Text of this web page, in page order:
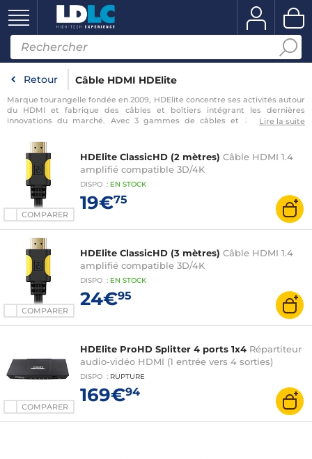
Retour Câble HDMI HDElite
Marque tourangelle fondée en 2009, HDElite concentre ses activités autour
du HDMI et fabrique des câbles et boîtiers intégrant les dernières
innovations du marché. Avec 3 gammes de câbles et 2 gammes de
offrir des produits d’exception. Robustes et performants, les
HDElitevous permettent de profiter au mieux de tous vos appareils grâce
à des débits incroyables jusqu’à 18.0 Gb/S.
La clé de la conception HDElite c’est d’ajouter une fine couche de métal
autour du cuivre pour empêcher toute perte de signal. Vous pouvez alors
bénéficier
Lire la suite
COMPARER
HDElite ClassicHD (2 mètres) Câble HDMI 1.4
amplifié compatible 3D/4K
DISPO : EN STOCK
19€75
COMPARER
HDElite ClassicHD (3 mètres) Câble HDMI 1.4
amplifié compatible 3D/4K
DISPO : EN STOCK
24€95
COMPARER
HDElite ProHD Splitter 4 ports 1x4 Répartiteur
audio-vidéo HDMI (1 entrée vers 4 sorties)
DISPO : RUPTURE
169€94